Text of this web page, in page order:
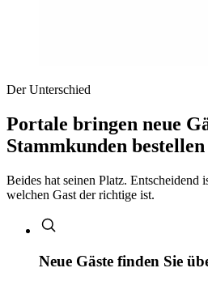
Der Unterschied
Portale bringen neue
Stammkunden
Beides hat seinen Platz. Entscheidend
welchen Gast der richtige ist.
Neue Gäste finden Sie